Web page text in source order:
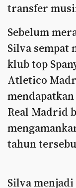
transfer
Sebelum
Silva sempat
klub top
Atletico
Real Madrid
tahun
Silva